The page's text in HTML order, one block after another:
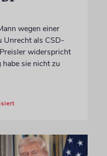
wegen einer
Unrecht als CSD-
widerspricht
sie nicht zu